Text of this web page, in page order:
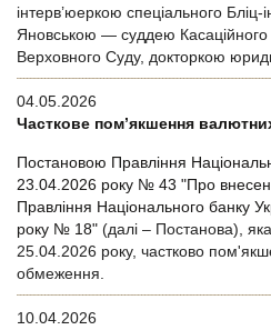
інтерв’юеркою спеціального
Яновською — суддею Касаційного
Верховного Суду, докторкою
04.05.2026
Часткове пом’якшення
Постановою Правління
23.04.2026 року № 43 "Про
Правління Національного банку
року № 18" (далі – Постанова),
25.04.2026 року, частково
обмеження.
10.04.2026